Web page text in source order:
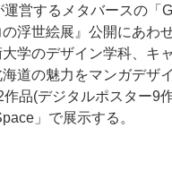
営するメタバースの「
浮世絵展』公開にあわ
学のデザイン学科、キ
道の魅力をマンガデザ
品(デジタルポスター9
」で展示する。